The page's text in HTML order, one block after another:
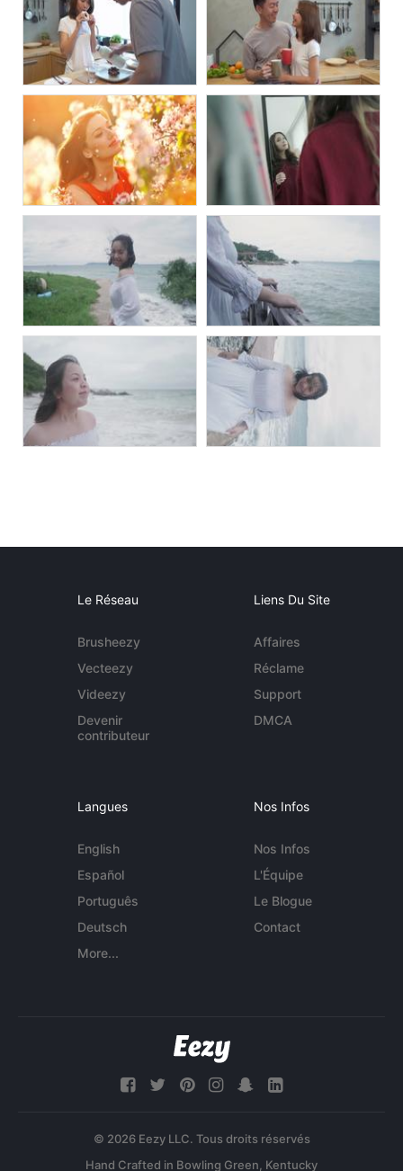
Le Réseau
Brusheezy
Vecteezy
Videezy
Devenir
contributeur
Liens Du Site
Affaires
Réclame
Support
DMCA
Langues
English
Español
Português
Deutsch
More...
Nos Infos
Nos Infos
L'Équipe
Le Blogue
Contact
© 2026 Eezy LLC. Tous droits réservés